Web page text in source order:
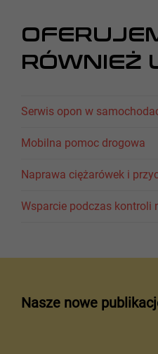
RÓWNIEŻ
Serwis opon w
Mobilna pomoc drogowa
Naprawa ciężarówek i
Wsparcie podczas kontroli
Nasze nowe